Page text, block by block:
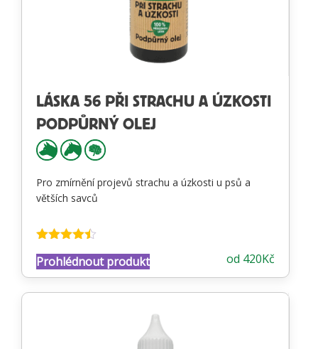
LÁSKA 56 PŘI STRACHU A ÚZKOSTI
PODPŮRNÝ OLEJ
Pro zmírnění projevů strachu a úzkosti u psů a
větších savců
4.38z 5 od 420Kč
Prohlédnout produkt